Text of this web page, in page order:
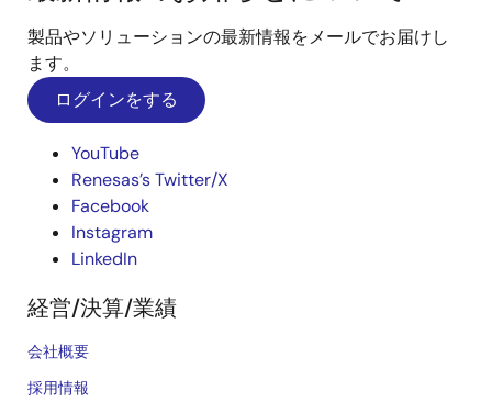
製品やソリューションの最新情報をメールでお届けし
ます。
ログインをする
YouTube
Renesas’s Twitter/X
Facebook
Instagram
LinkedIn
経営/決算/業績
会社概要
採用情報